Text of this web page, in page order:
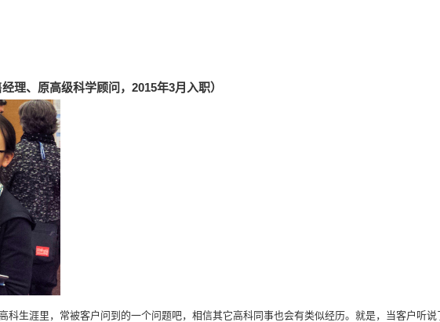
理、原高级科学顾问，2015年3月入职）
科生涯里，常被客户问到的一个问题吧，相信其它高科同事也会有类似经历。就是，当客户听